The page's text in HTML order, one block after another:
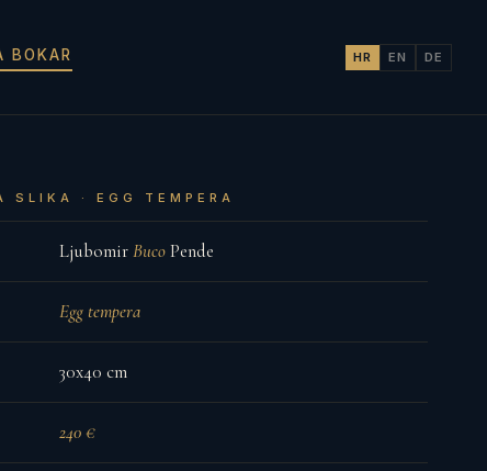
BOKAR HR EN DE
SLIKA · EGG TEMPERA
LjubomirBucoPende
Egg tempera
30x40 cm
240 €